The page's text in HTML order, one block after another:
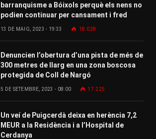
barranquisme a Bóixols perquè els nens no
podien continuar per cansament i fred
13 DE MAIG, 2023 - 19:33 18.028
Denuncien l’obertura d’una pista de més de
300 metres de llarg en una zona boscosa
protegida de Coll de Nargó
5 DE SETEMBRE, 2023 - 08:00 17.225
Un veí de Puigcerdà deixa en herència 7,2
MEUR a la Residència i a l’Hospital de
Cerdanya